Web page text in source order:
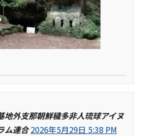
地外支那朝鮮穢多非人琉球アイヌ
ム連合 2026年5月29日 5:38 PM